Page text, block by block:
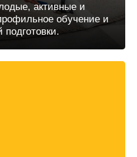
активные и
обучение и
подготовки.